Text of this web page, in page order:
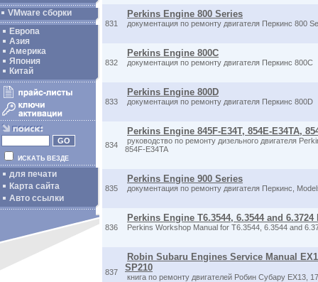
VMware сборки
Европа
Азия
Америка
Япония
Китай
ИСКАТЬ ВЕЗДЕ
для печати
Карта сайта
Авто ссылки
831
Perkins Engine 800 Series
документация по ремонту двигателя Перкинс 800
832
Perkins Engine 800C
документация по ремонту двигателя Перкинс 800C
833
Perkins Engine 800D
документация по ремонту двигателя Перкинс 800D
834
Perkins Engine 845F-E34T, 854E-E34TA,
руководство по ремонту дизельного двигателя
854F-E34TA
835
Perkins Engine 900 Series
документация по ремонту двигателя Перкинс,
836
Perkins Engine T6.3544, 6.3544 and
Perkins Workshop Manual for T6.3544, 6.3544 and
837
Robin Subaru Engines Service Manual
SP210
книга по ремонту двигателей Робин Субару EX13,